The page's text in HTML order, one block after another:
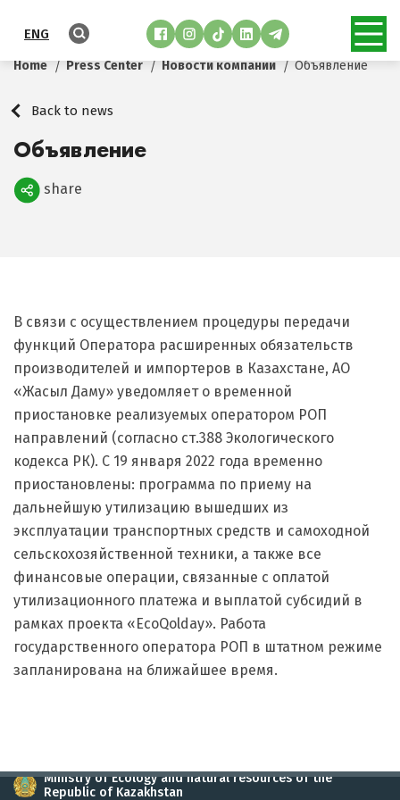
ENG
Home Press Center Новости компании Объявление
Back to news
Объявление
Поделиться
share
В связи с осуществлением процедуры передачи
функций Оператора расширенных обязательств
производителей и импортеров в Казахстане, АО
«Жасыл Даму» уведомляет о временной
приостановке реализуемых оператором РОП
направлений (согласно ст.388 Экологического
кодекса РК). С 19 января 2022 года временно
приостановлены: программа по приему на
дальнейшую утилизацию вышедших из
эксплуатации транспортных средств и самоходной
сельскохозяйственной техники, а также все
финансовые операции, связанные с оплатой
утилизационного платежа и выплатой субсидий в
рамках проекта «EcoQolday». Работа
государственного оператора РОП в штатном режиме
запланирована на ближайшее время.
Ministry of Ecology and natural resources of the
Republic of Kazakhstan